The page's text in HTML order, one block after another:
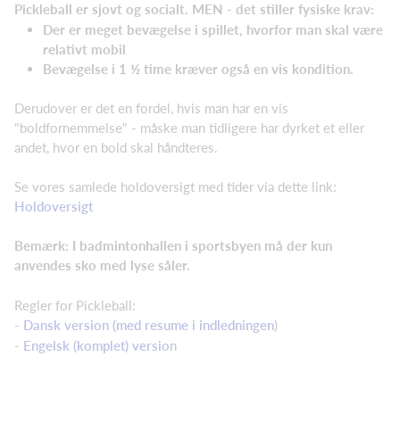
Pickleball er sjovt og socialt. MEN - det stiller fysiske krav:
Der er meget bevægelse i spillet, hvorfor man skal være
relativt mobil
Bevægelse i 1 ½ time kræver også en vis kondition.
Derudover er det en fordel, hvis man har en vis
"boldfornemmelse" - måske man tidligere har dyrket et eller
andet, hvor en bold skal håndteres.
Se vores samlede holdoversigt med tider via dette link:
Holdoversigt
Bemærk: I badmintonhallen i sportsbyen må der kun
anvendes sko med lyse såler.
Regler for Pickleball:
- Dansk version (med resume i indledningen)
- Engelsk (komplet) version